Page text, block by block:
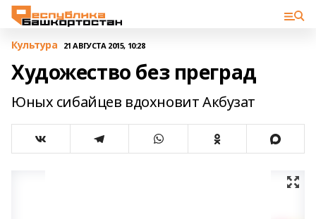
Культура 21 АВГУСТА 2015, 10:28
Художество без преград
Юных сибайцев вдохновит Акбузат